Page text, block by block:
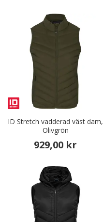
ID Stretch vadderad väst dam,
Olivgrön
929,00 kr